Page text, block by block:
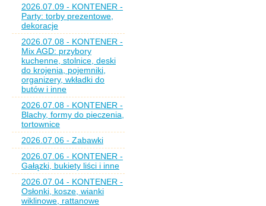
2026.07.09 - KONTENER -
Party: torby prezentowe,
dekoracje
2026.07.08 - KONTENER -
Mix AGD: przybory
kuchenne, stolnice, deski
do krojenia, pojemniki,
organizery, wkładki do
butów i inne
2026.07.08 - KONTENER -
Blachy, formy do pieczenia,
tortownice
2026.07.06 - Zabawki
2026.07.06 - KONTENER -
Gałązki, bukiety liści i inne
2026.07.04 - KONTENER -
Osłonki, kosze, wianki
wiklinowe, rattanowe